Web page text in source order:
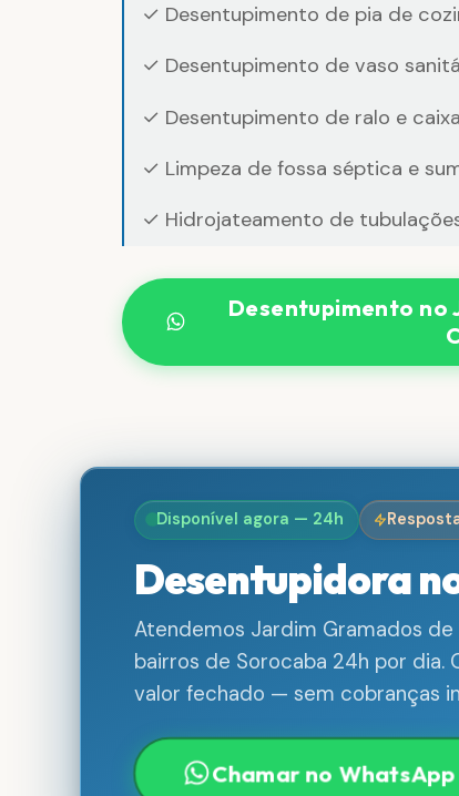
✓ Desentupimento de pia de
✓ Desentupimento de vaso
✓ Desentupimento de ralo e
✓ Limpeza de fossa séptica e
✓ Hidrojateamento de
Desentupimento no
Disponível agora — 24h
Desentupidora
Atendemos Jardim Gramados
bairros de Sorocaba 24h por dia.
valor fechado — sem cobranças
Chamar no WhatsApp